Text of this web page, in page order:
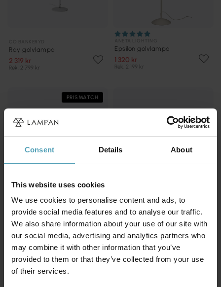
Consent Details About
This website uses cookies
We use cookies to personalise content and ads, to
provide social media features and to analyse our traffic.
We also share information about your use of our site with
our social media, advertising and analytics partners who
may combine it with other information that you’ve
provided to them or that they’ve collected from your use
of their services.
Ray golvlampa
2 319 kr
Rek. 2 799 kr
Epsilon golvlampa
1 320 kr
Rek. 2 199 kr
PRISMATCH
DYBERG LARSEN
DL45 golvlampa
1 628 kr
Rek. 2 399 kr
ANETA LIGHTING
Birka golvlampa
1 999 kr